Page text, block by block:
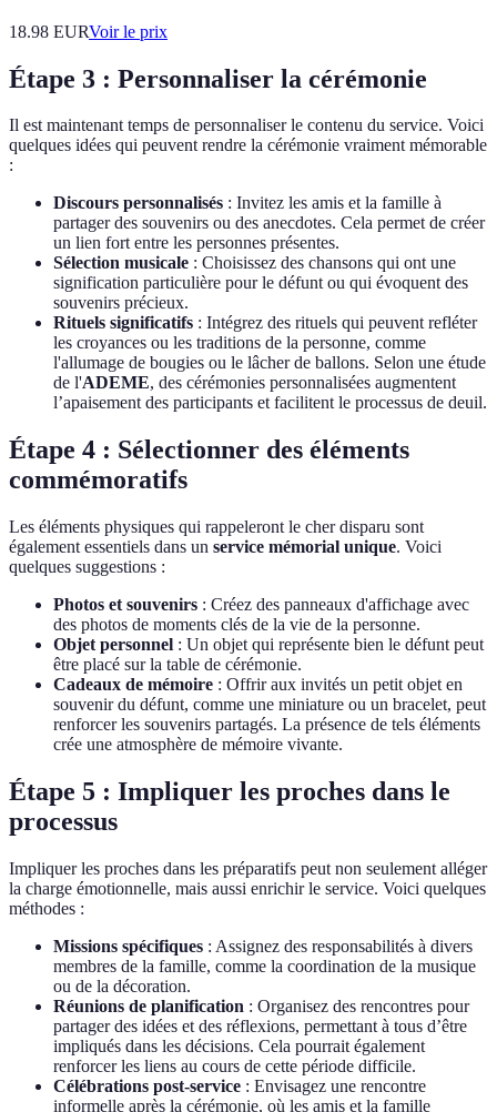
18.98 EURVoir le prix
Étape 3 : Personnaliser la cérémonie
Il est maintenant temps de personnaliser le contenu du service. Voici
quelques idées qui peuvent rendre la cérémonie vraiment mémorable
:
Discours personnalisés : Invitez les amis et la famille à
partager des souvenirs ou des anecdotes. Cela permet de créer
un lien fort entre les personnes présentes.
Sélection musicale : Choisissez des chansons qui ont une
signification particulière pour le défunt ou qui évoquent des
souvenirs précieux.
Rituels significatifs : Intégrez des rituels qui peuvent refléter
les croyances ou les traditions de la personne, comme
l'allumage de bougies ou le lâcher de ballons. Selon une étude
de l'ADEME, des cérémonies personnalisées augmentent
l’apaisement des participants et facilitent le processus de deuil.
Étape 4 : Sélectionner des éléments
commémoratifs
Les éléments physiques qui rappeleront le cher disparu sont
également essentiels dans un service mémorial unique. Voici
quelques suggestions :
Photos et souvenirs : Créez des panneaux d'affichage avec
des photos de moments clés de la vie de la personne.
Objet personnel : Un objet qui représente bien le défunt peut
être placé sur la table de cérémonie.
Cadeaux de mémoire : Offrir aux invités un petit objet en
souvenir du défunt, comme une miniature ou un bracelet, peut
renforcer les souvenirs partagés. La présence de tels éléments
crée une atmosphère de mémoire vivante.
Étape 5 : Impliquer les proches dans le
processus
Impliquer les proches dans les préparatifs peut non seulement alléger
la charge émotionnelle, mais aussi enrichir le service. Voici quelques
méthodes :
Missions spécifiques : Assignez des responsabilités à divers
membres de la famille, comme la coordination de la musique
ou de la décoration.
Réunions de planification : Organisez des rencontres pour
partager des idées et des réflexions, permettant à tous d’être
impliqués dans les décisions. Cela pourrait également
renforcer les liens au cours de cette période difficile.
Célébrations post-service : Envisagez une rencontre
informelle après la cérémonie, où les amis et la famille